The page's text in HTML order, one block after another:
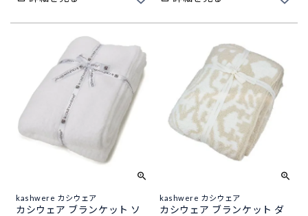
kashwere カシウェア
カシウェア ブランケット ソ
kashwere カシウェア
カシウェア ブランケット ダ